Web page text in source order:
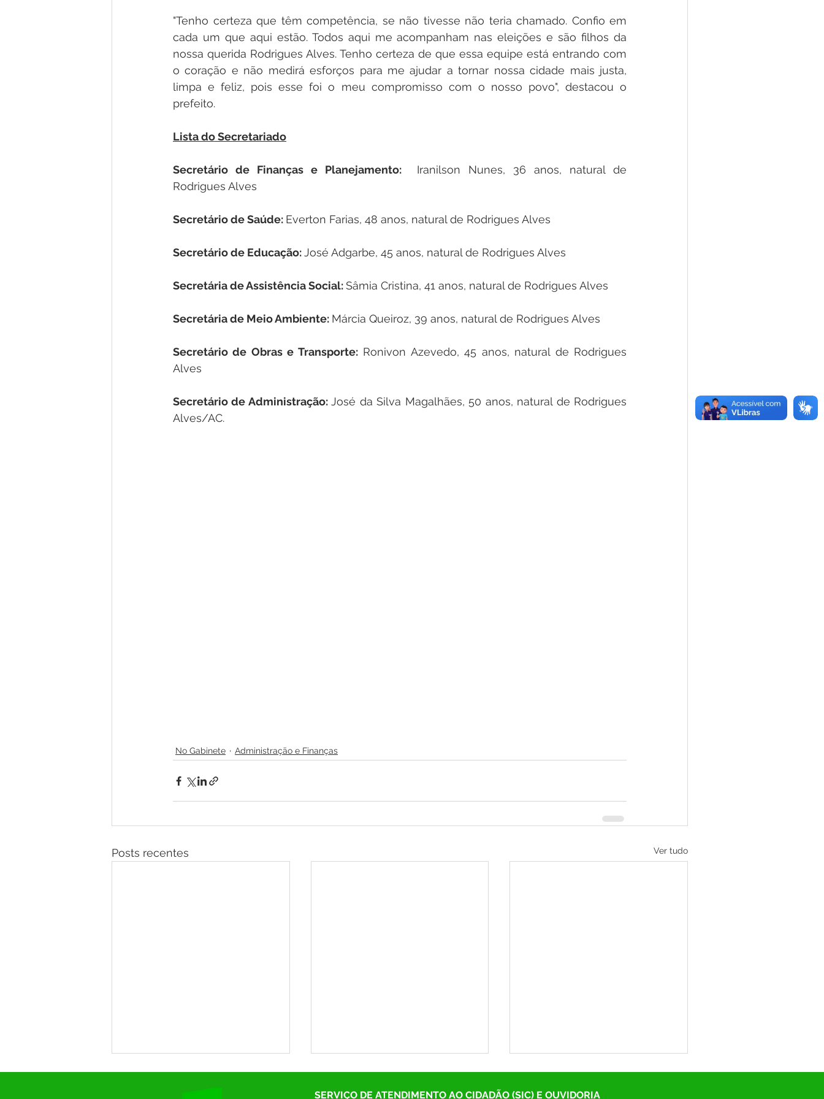
"Tenho certeza que têm competência, se não tivesse não teria chamado. Confio em
cada um que aqui estão. Todos aqui me acompanham nas eleições e são filhos da
nossa querida Rodrigues Alves. Tenho certeza de que essa equipe está entrando com
o coração e não medirá esforços para me ajudar a tornar nossa cidade mais justa,
limpa e feliz, pois esse foi o meu compromisso com o nosso povo", destacou o
prefeito.
Lista do Secretariado
Secretário de Finanças e Planejamento:
Iranilson Nunes, 36 anos, natural de
Rodrigues Alves
Secretário de Saúde: Everton Farias, 48 anos, natural de Rodrigues Alves
Secretário de Educação: José Adgarbe, 45 anos, natural de Rodrigues Alves
Secretária de Assistência Social: Sâmia Cristina, 41 anos, natural de Rodrigues Alves
Secretária de Meio Ambiente: Márcia Queiroz, 39 anos, natural de Rodrigues Alves
Secretário de Obras e Transporte: Ronivon Azevedo, 45 anos, natural de Rodrigues
Alves
Secretário de Administração: José da Silva Magalhães, 50 anos, natural de Rodrigues
Alves/AC.
No Gabinete Administração e Finanças
Posts recentes Ver tudo
SERVIÇO DE ATENDIMENTO AO CIDADÃO (SIC) E OUVIDORIA